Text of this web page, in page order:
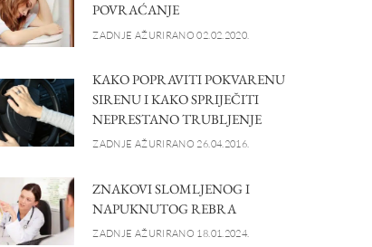
POVRAĆANJE
ZADNJE AŽURIRANO 02.02.2020.
KAKO POPRAVITI POKVARENU
SIRENU I KAKO SPRIJEČITI
NEPRESTANO TRUBLJENJE
ZADNJE AŽURIRANO 26.04.2016.
ZNAKOVI SLOMLJENOG I
NAPUKNUTOG REBRA
ZADNJE AŽURIRANO 18.01.2024.